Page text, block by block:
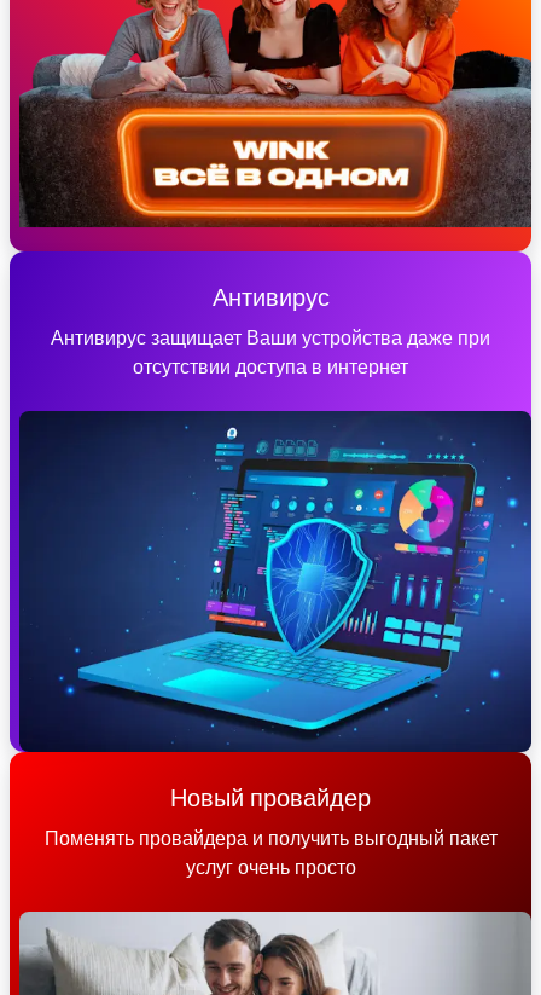
Антивирус
Антивирус защищает Ваши устройства даже при
отсутствии доступа в интернет
Новый провайдер
Поменять провайдера и получить выгодный пакет
услуг очень просто